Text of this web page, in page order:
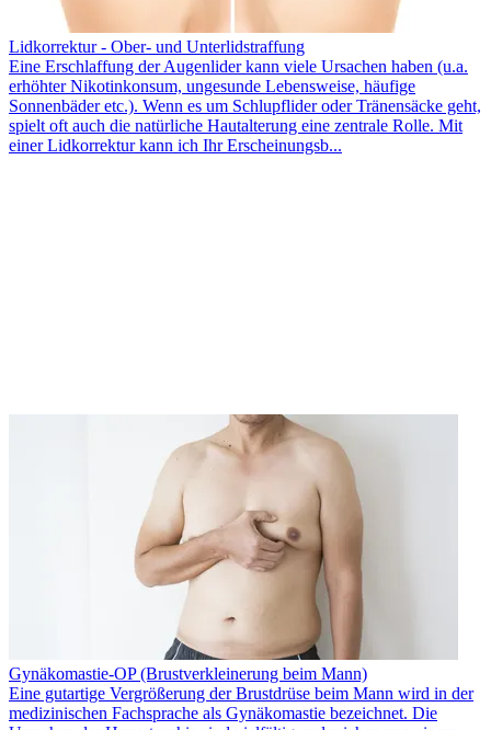
Lidkorrektur - Ober- und Unterlidstraffung
Eine Erschlaffung der Augenlider kann viele Ursachen haben (u.a.
erhöhter Nikotinkonsum, ungesunde Lebensweise, häufige
Sonnenbäder etc.). Wenn es um Schlupflider oder Tränensäcke geht,
spielt oft auch die natürliche Hautalterung eine zentrale Rolle. Mit
einer Lidkorrektur kann ich Ihr Erscheinungsb...
Gynäkomastie-OP (Brustverkleinerung beim Mann)
Eine gutartige Vergrößerung der Brustdrüse beim Mann wird in der
medizinischen Fachsprache als Gynäkomastie bezeichnet. Die